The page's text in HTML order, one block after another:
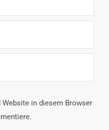
Website in diesem Browser